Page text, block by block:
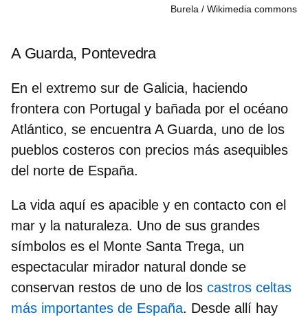
Burela Wikimedia commons
A Guarda, Pontevedra
En el extremo sur de Galicia, haciendo
frontera con Portugal y bañada por el océano
Atlántico, se encuentra A Guarda, uno de los
pueblos costeros con precios más asequibles
del norte de España.
La vida aquí es apacible y en contacto con el
mar y la naturaleza. Uno de sus grandes
símbolos es el Monte Santa Trega, un
espectacular mirador natural donde se
conservan restos de uno de los castros celtas
más importantes de España. Desde allí hay